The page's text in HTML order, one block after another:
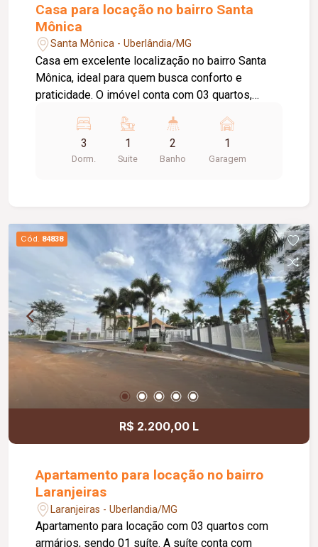
Casa para locação no bairro Santa
Mônica
Santa Mônica - Uberlândia/MG
Casa em excelente localização no bairro Santa
Mônica, ideal para quem busca conforto e
praticidade. O imóvel conta com 03 quartos,
aconchegante e cozinha equipada com armário
sob a pia. Possui ainda área de lavanderia e 01
vaga de garagem coberta. Ótima opção para
3
Dorm.
1
Suite
2
Banho
1
Garagem
Cód. 84838
R$ 2.200,00 L
Apartamento para locação no bairro
Laranjeiras
Laranjeiras - Uberlandia/MG
Apartamento para locação com 03 quartos com
armários, sendo 01 suíte. A suíte conta com